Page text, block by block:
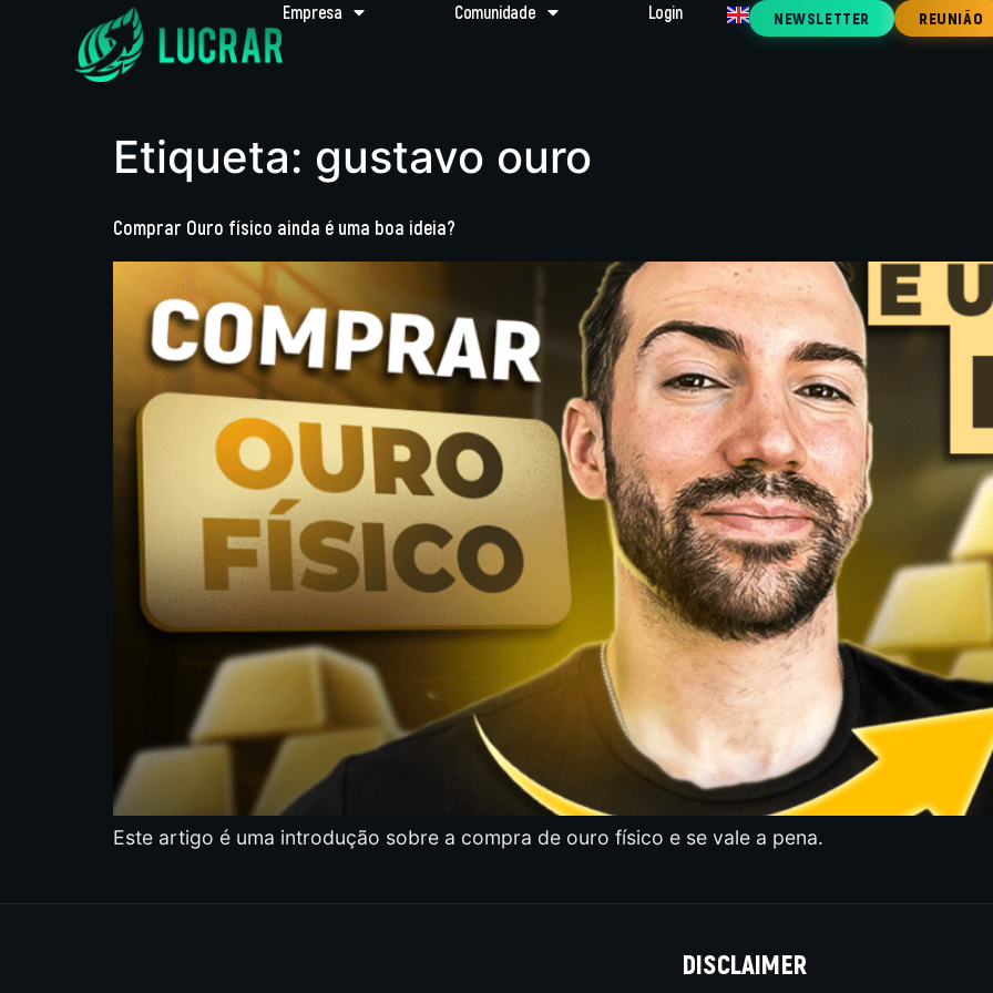
Empresa Comunidade Login NEWSLETTER REUNIÃO
Etiqueta: gustavo ouro
Comprar Ouro físico ainda é uma boa ideia?
Este artigo é uma introdução sobre a compra de ouro físico e se vale a pena.
DISCLAIMER